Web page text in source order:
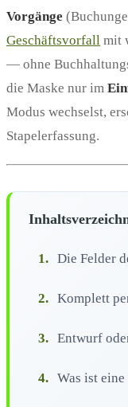
Vorgänge
Geschäftsvorfall mit
— ohne
die Maske nur im
Modus wechselst,
Stapelerfassung.
1. Die Felder
2. Komplett
3. Entwurf
4. Was ist